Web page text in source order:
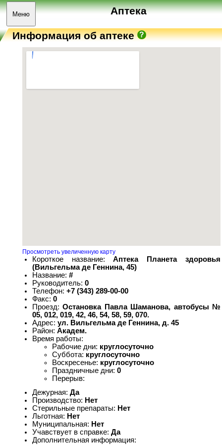
Меню Аптека
Информация об аптеке
Просмотреть увеличенную карту
Короткое название:Аптека Планета здоровья
(Вильгельма де Геннина, 45)
Название: #
Руководитель: 0
Телефон: +7 (343) 289-00-00
Факс: 0
Проезд:Остановка Павла Шаманова, автобусы №
05, 012, 019, 42, 46, 54, 58, 59, 070.
Адрес: ул. Вильгельма де Геннина, д. 45
Район: Академ.
Время работы:
Рабочие дни: круглосуточно
Суббота: круглосуточно
Воскресенье: круглосуточно
Праздничные дни: 0
Перерыв:
Дежурная: Да
Производство: Нет
Стерильные препараты: Нет
Льготная: Нет
Муниципальная: Нет
Учавствует в справке: Да
Дополнительная информация: